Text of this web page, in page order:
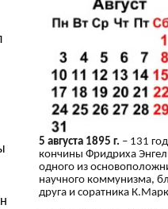
5 августа 1895 г. – 131
кончины Фридриха
одного из
научного коммунизма,
друга и соратника